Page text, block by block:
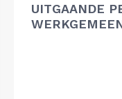
UITGAANDE